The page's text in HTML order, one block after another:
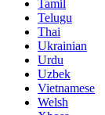
Tamil
Telugu
Thai
Ukrainian
Urdu
Uzbek
Vietnamese
Welsh